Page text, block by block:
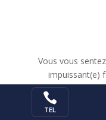
Vous vous
impuissant(e)
Ces bonheurs
Pourtant,

TEL